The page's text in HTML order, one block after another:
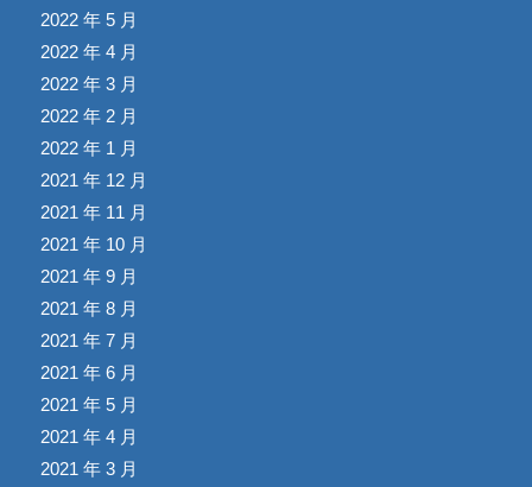
2022 年 5 月
2022 年 4 月
2022 年 3 月
2022 年 2 月
2022 年 1 月
2021 年 12 月
2021 年 11 月
2021 年 10 月
2021 年 9 月
2021 年 8 月
2021 年 7 月
2021 年 6 月
2021 年 5 月
2021 年 4 月
2021 年 3 月